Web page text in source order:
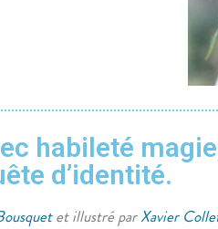
habileté
d’identité.
et illustré parXavier